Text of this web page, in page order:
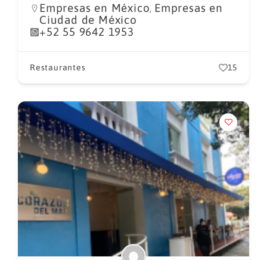
Empresas en México, Empresas en
Ciudad de México
+52 55 9642 1953
Restaurantes 15